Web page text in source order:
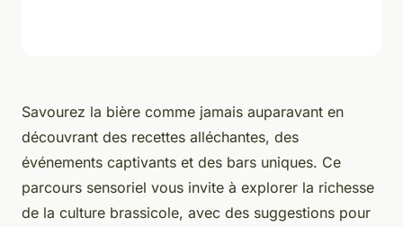
Savourez la bière comme jamais auparavant en
découvrant des recettes alléchantes, des
événements captivants et des bars uniques. Ce
parcours sensoriel vous invite à explorer la richesse
de la culture brassicole, avec des suggestions pour